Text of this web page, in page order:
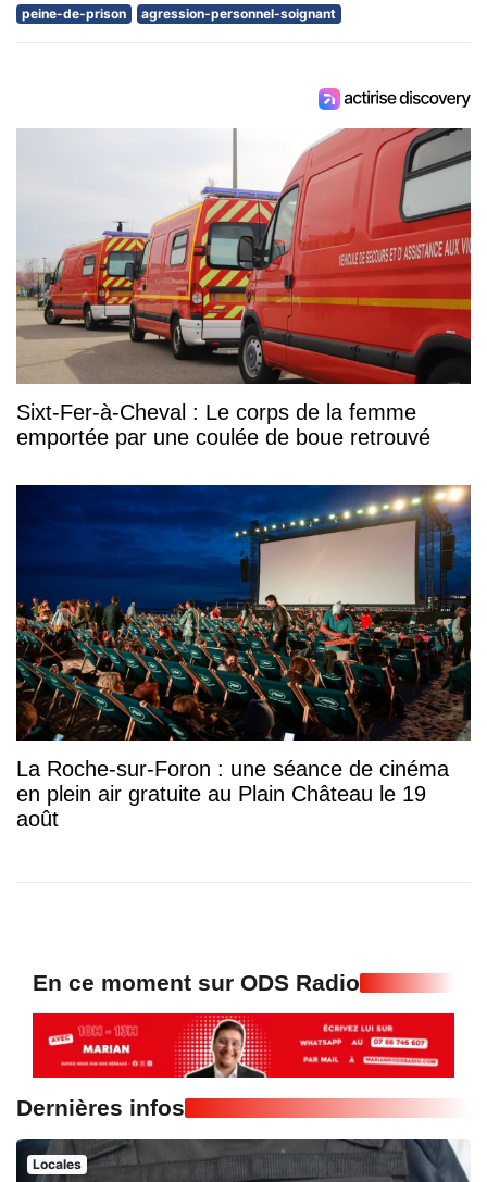
peine-de-prison
agression-personnel-soignant
Sixt-Fer-à-Cheval : Le corps de la femme
emportée par une coulée de boue retrouvé
La Roche-sur-Foron : une séance de cinéma
en plein air gratuite au Plain Château le 19
août
En ce moment sur ODS Radio
Dernières infos
Locales